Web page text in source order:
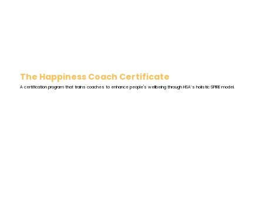
The Happiness Coach Certificate
A certification program that trains coaches to enhance people's wellbeing through HSA’s holistic SPIRE model.